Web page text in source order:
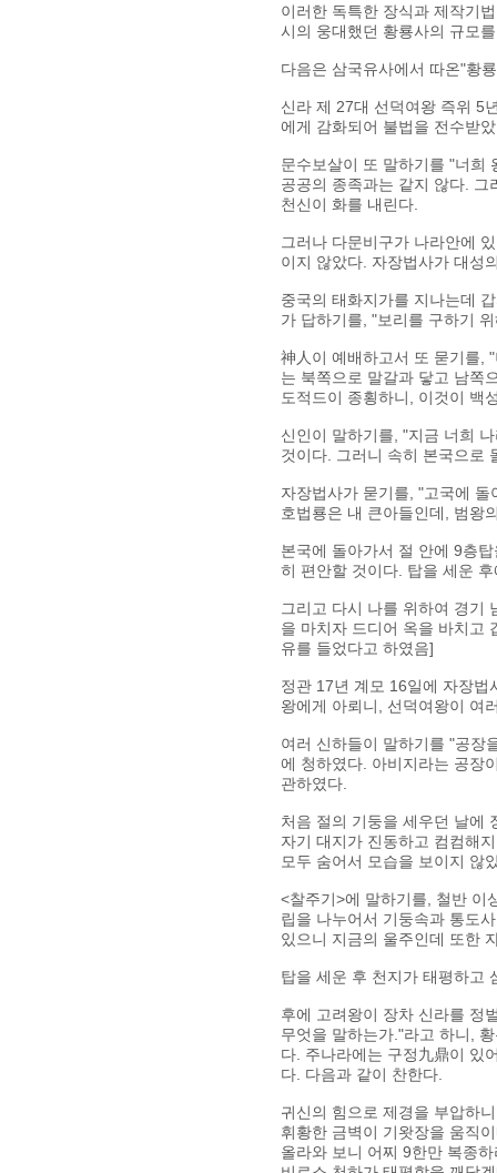
이러한 독특한 장식과 제작기
시의 웅대했던 황룡사의 규모
다음은 삼국유사에서 따온"황
신라 제 27대 선덕여왕 즉위 5
에게 감화되어 불법을 전수받
문수보살이 또 말하기를 "너희
공공의 종족과는 같지 않다.
천신이 화를 내린다.
그러나 다문비구가 나라안에
이지 않았다. 자장법사가 대성
중국의 태화지가를 지나는데
가 답하기를, "보리를 구하기
神人이 예배하고서 또 묻기를,
는 북쪽으로 말갈과 닿고 남쪽
도적드이 종횡하니, 이것이 백
신인이 말하기를, "지금 너희
것이다. 그러니 속히 본국으로
자장법사가 묻기를, "고국에
호법룡은 내 큰아들인데, 범왕
본국에 돌아가서 절 안에 9층
히 편안할 것이다. 탑을 세운
그리고 다시 나를 위하여 경기
을 마치자 드디어 옥을 바치고
유를 들었다고 하였음]
정관 17년 계모 16일에 자장
왕에게 아뢰니, 선덕여왕이 여
여러 신하들이 말하기를 "공장
에 청하였다. 아비지라는 공장
관하였다.
처음 절의 기둥을 세우던 날에
자기 대지가 진동하고 컴컴해
모두 숨어서 모습을 보이지 않
<찰주기>에 말하기를, 철반 이
립을 나누어서 기둥속과 통도
있으니 지금의 울주인데 또한
탑을 세운 후 천지가 태평하고
후에 고려왕이 장차 신라를 정
무엇을 말하는가."라고 하니,
다. 주나라에는 구정九鼎이 있
다. 다음과 같이 찬한다.
귀신의 힘으로 제경을 부압하니
휘황한 금벽이 기왓장을 움직
올라와 보니 어찌 9한만 복종하